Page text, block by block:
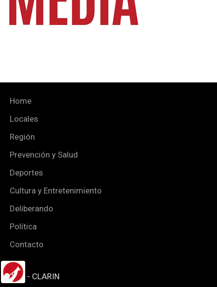
Home
Locales
Región
Prevención y Salud
Deportes
Cultura y Entretenimiento
Deliberando
Política
Contacto
- CLARIN